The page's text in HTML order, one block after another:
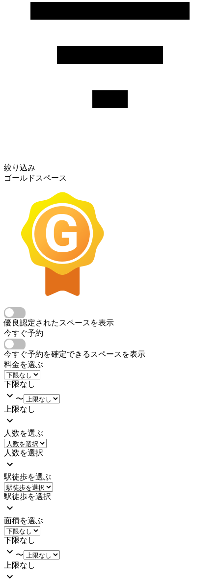
絞り込み
ゴールドスペース
優良認定されたスペースを表示
今すぐ予約
今すぐ予約を確定できるスペースを表示
料金を選ぶ
下限なし
〜
上限なし
人数を選ぶ
人数を選択
駅徒歩を選ぶ
駅徒歩を選択
面積を選ぶ
下限なし
〜
上限なし